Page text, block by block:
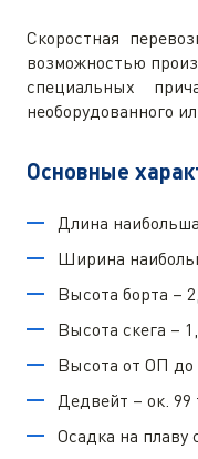
Скоростная
возможностью
специальных
необорудованного
Основные
Длина
Ширина
Высота борта –
Высота скега –
Высота от ОП до
Дедвейт – ок. 99
Осадка на плаву